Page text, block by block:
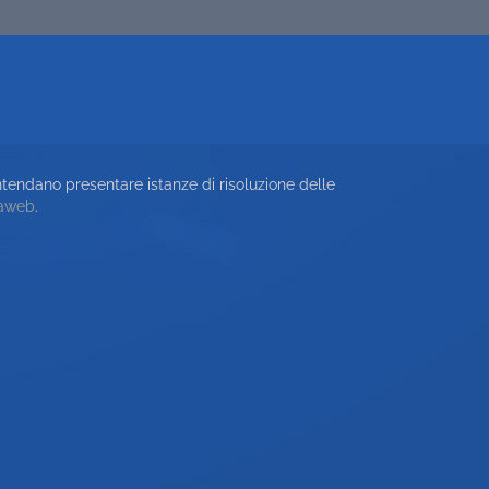
presentare istanze di risoluzione delle
.